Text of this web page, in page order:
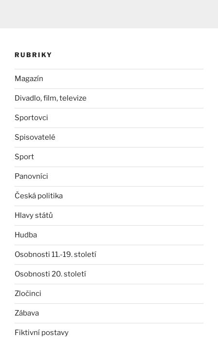
RUBRIKY
Magazín
Divadlo, film, televize
Sportovci
Spisovatelé
Sport
Panovníci
Česká politika
Hlavy států
Hudba
Osobnosti 11.-19. století
Osobnosti 20. století
Zločinci
Zábava
Fiktivní postavy